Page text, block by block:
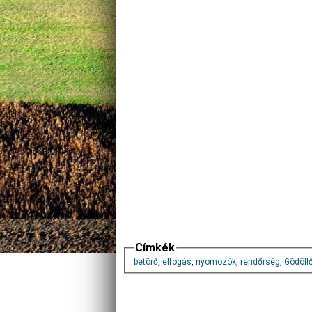
Címkék
betörő, elfogás, nyomozók, rendőrség,